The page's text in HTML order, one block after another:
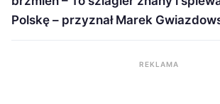
Polskę – przyznał Marek
REKLAMA